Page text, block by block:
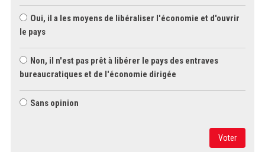
Oui, il a les moyens de libéraliser l'économie et d'ouvrir
le pays
Non, il n'est pas prêt à libérer le pays des entraves
bureaucratiques et de l'économie dirigée
Sans opinion
Voter